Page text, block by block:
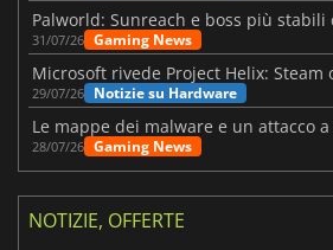
31/07/26 Gaming News
Microsoft rivede Project Helix: Steam
29/07/26 Notizie su Hardware
28/07/26 Gaming News
NOTIZIE, OFFERTE